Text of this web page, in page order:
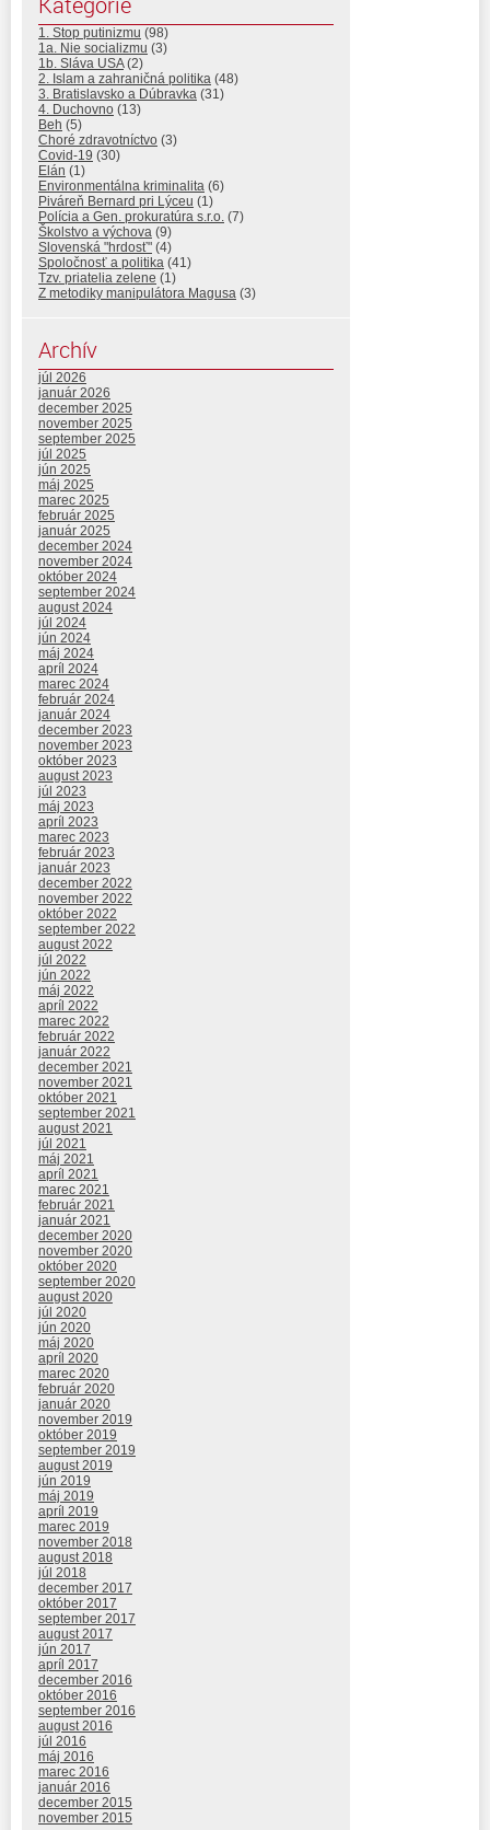
1. Stop putinizmu (98)
1a. Nie socializmu (3)
1b. Sláva USA(2)
2. Islam a zahraničná politika (48)
3. Bratislavsko a Dúbravka (31)
4. Duchovno (13)
Beh (5)
Choré zdravotníctvo (3)
Covid-19 (30)
Elán (1)
Environmentálna kriminalita (6)
Piváreň Bernard pri Lýceu (1)
Polícia a Gen. prokuratúra s.r.o. (7)
Školstvo a výchova (9)
Slovenská "hrdosť" (4)
Spoločnosť a politika (41)
Tzv. priatelia zelene (1)
Z metodiky manipulátora Magusa (3)
Archív
júl 2026
január 2026
december 2025
november 2025
september 2025
júl 2025
jún 2025
máj 2025
marec 2025
február 2025
január 2025
december 2024
november 2024
október 2024
september 2024
august 2024
júl 2024
jún 2024
máj 2024
apríl 2024
marec 2024
február 2024
január 2024
december 2023
november 2023
október 2023
august 2023
júl 2023
máj 2023
apríl 2023
marec 2023
február 2023
január 2023
december 2022
november 2022
október 2022
september 2022
august 2022
júl 2022
jún 2022
máj 2022
apríl 2022
marec 2022
február 2022
január 2022
december 2021
november 2021
október 2021
september 2021
august 2021
júl 2021
máj 2021
apríl 2021
marec 2021
február 2021
január 2021
december 2020
november 2020
október 2020
september 2020
august 2020
júl 2020
jún 2020
máj 2020
apríl 2020
marec 2020
február 2020
január 2020
november 2019
október 2019
september 2019
august 2019
jún 2019
máj 2019
apríl 2019
marec 2019
november 2018
august 2018
júl 2018
december 2017
október 2017
september 2017
august 2017
jún 2017
apríl 2017
december 2016
október 2016
september 2016
august 2016
júl 2016
máj 2016
marec 2016
január 2016
december 2015
november 2015